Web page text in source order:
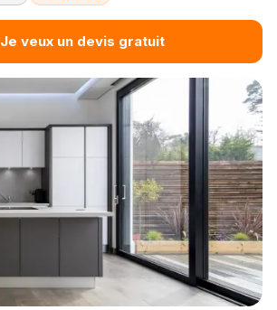
Je veux un devis gratuit